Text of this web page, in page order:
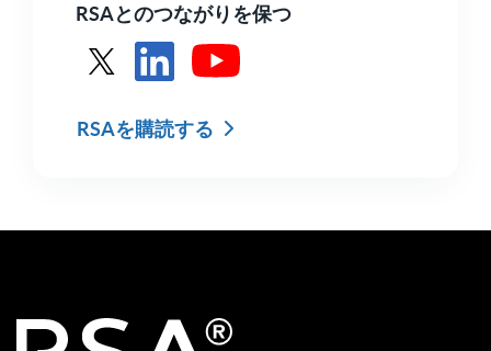
RSAとのつながりを保つ
RSAを購読する